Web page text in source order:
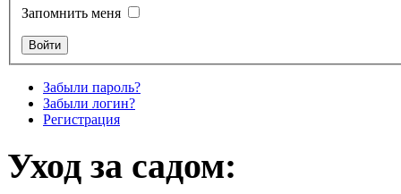
Запомнить меня
Забыли пароль?
Забыли логин?
Регистрация
Уход за садом: